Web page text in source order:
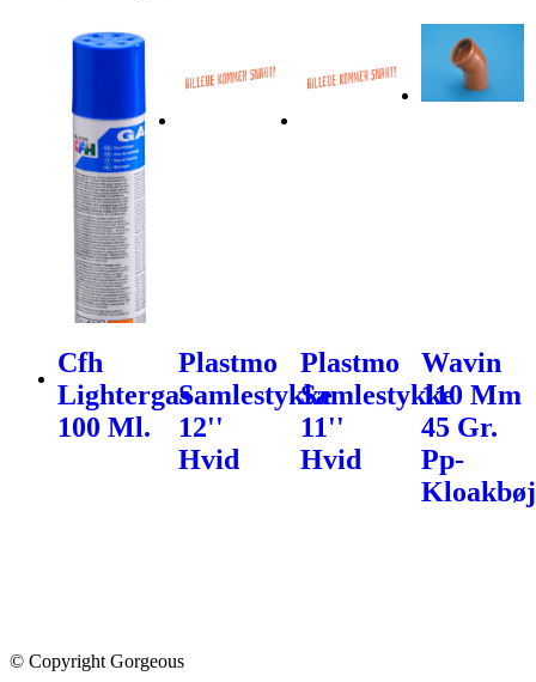
Cfh
Lightergas
100 Ml.
Plastmo
Samlestykke
12''
Hvid
Plastmo
Samlestykke
11''
Hvid
Wavin
110 Mm
45 Gr.
Pp-
© Copyright Gorgeous